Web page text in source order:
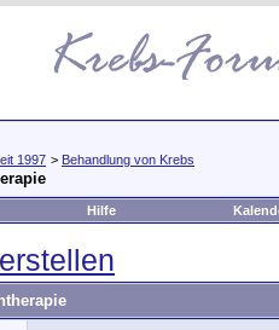
1997 > Behandlung von Krebs
Hilfe